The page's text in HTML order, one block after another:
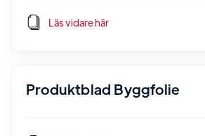
Läs vidare här
Produktblad Byggfolie